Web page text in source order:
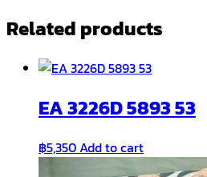
Related products
EA 3226D 5893 53
฿5,350Add to cart